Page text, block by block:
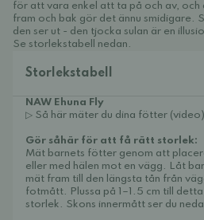
för att vara enkel att ta på och av, och
fram och bak gör det ännu smidigare.
den ser ut - den tjocka sulan är en
Se storlekstabell nedan.
Storlekstabell
NAW Ehuna Fly
▷ Så här mäter du dina fötter (video)
Gör såhär för att få rätt storlek:
Mät barnets fötter genom att
eller med hälen mot en vägg. Låt
mät fram till den längsta tån från
fotmått. Plussa på 1–1.5 cm till
storlek. Skons innermått ser du